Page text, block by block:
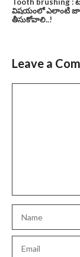
విషయంలో ఎలాంటి
తీసుకోవాలి..!
Leave a